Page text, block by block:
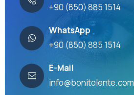
+90 (850) 885 1514
WhatsApp
+90 (850) 885 1514
E-Mail
info@bonitolente.com